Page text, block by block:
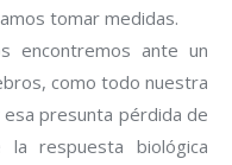
tomar medidas.
encontremos ante un
como todo nuestra
presunta pérdida de
respuesta biológica